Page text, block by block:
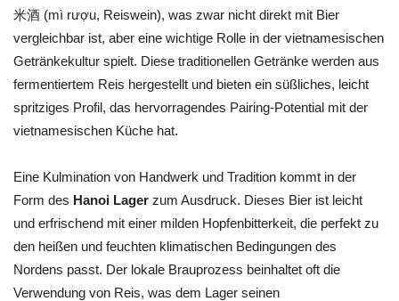
米酒 (mì rượu, Reiswein), was zwar nicht direkt mit Bier
vergleichbar ist, aber eine wichtige Rolle in der vietnamesischen
Getränkekultur spielt. Diese traditionellen Getränke werden aus
fermentiertem Reis hergestellt und bieten ein süßliches, leicht
spritziges Profil, das hervorragendes Pairing-Potential mit der
vietnamesischen Küche hat.
Eine Kulmination von Handwerk und Tradition kommt in der
Form des Hanoi Lager zum Ausdruck. Dieses Bier ist leicht
und erfrischend mit einer milden Hopfenbitterkeit, die perfekt zu
den heißen und feuchten klimatischen Bedingungen des
Nordens passt. Der lokale Brauprozess beinhaltet oft die
Verwendung von Reis, was dem Lager seinen